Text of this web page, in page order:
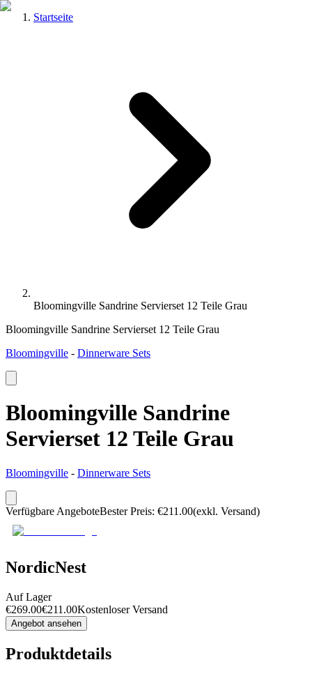
Startseite
Bloomingville Sandrine Servierset 12 Teile Grau
Bloomingville Sandrine Servierset 12 Teile Grau
Bloomingville - Dinnerware Sets
Bloomingville Sandrine
Servierset 12 Teile Grau
Bloomingville - Dinnerware Sets
Verfügbare AngeboteBester Preis: €211.00(exkl. Versand)
NordicNest
Auf Lager
€269.00€211.00Kostenloser Versand
Angebot ansehen
Produktdetails